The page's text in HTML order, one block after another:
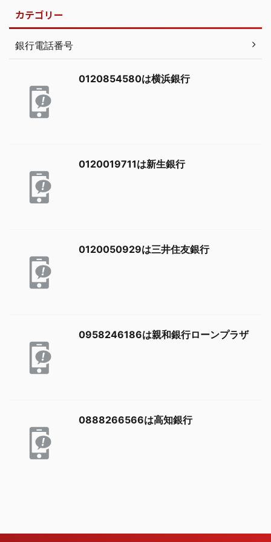
カテゴリー
銀行電話番号
0120854580は横浜銀行
0120019711は新生銀行
0120050929は三井住友銀行
0958246186は親和銀行ローンプラザ
0888266566は高知銀行